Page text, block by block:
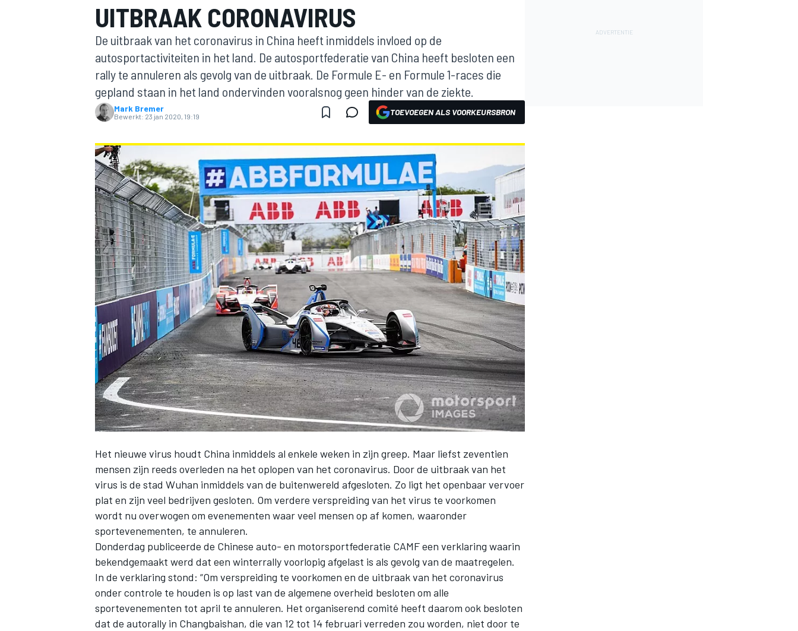
INDYCAR
WEC DTM
UITBRAAK CORONAVIRUS
De uitbraak van het coronavirus in China heeft inmiddels invloed op de
autosportactiviteiten in het land. De autosportfederatie van China heeft besloten een
rally te annuleren als gevolg van de uitbraak. De Formule E- en Formule 1-races die
gepland staan in het land ondervinden vooralsnog geen hinder van de ziekte.
Mark Bremer
Bewerkt: 23 jan 2020, 19:19 TOEVOEGEN ALS VOORKEURSBRON
Het nieuwe virus houdt China inmiddels al enkele weken in zijn greep. Maar liefst zeventien
mensen zijn reeds overleden na het oplopen van het coronavirus. Door de uitbraak van het
virus is de stad Wuhan inmiddels van de buitenwereld afgesloten. Zo ligt het openbaar vervoer
plat en zijn veel bedrijven gesloten. Om verdere verspreiding van het virus te voorkomen
wordt nu overwogen om evenementen waar veel mensen op af komen, waaronder
sportevenementen, te annuleren.
Donderdag publiceerde de Chinese auto- en motorsportfederatie CAMF een verklaring waarin
bekendgemaakt werd dat een winterrally voorlopig afgelast is als gevolg van de maatregelen.
In de verklaring stond: “Om verspreiding te voorkomen en de uitbraak van het coronavirus
onder controle te houden is op last van de algemene overheid besloten om alle
sportevenementen tot april te annuleren. Het organiserend comité heeft daarom ook besloten
dat de autorally in Changbaishan, die van 12 tot 14 februari verreden zou worden, niet door te